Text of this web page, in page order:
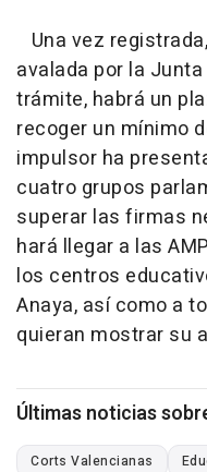
Una vez
avalada por la
trámite, habrá un
recoger un mínimo
impulsor ha
cuatro grupos
superar las firmas
hará llegar a las
los centros
Anaya, así como a
quieran mostrar su
Últimas noticias
Corts Valencianas